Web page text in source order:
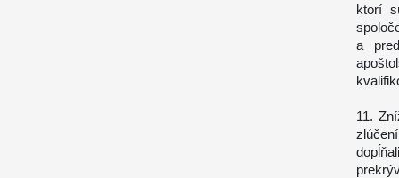
ktorí
a
11.